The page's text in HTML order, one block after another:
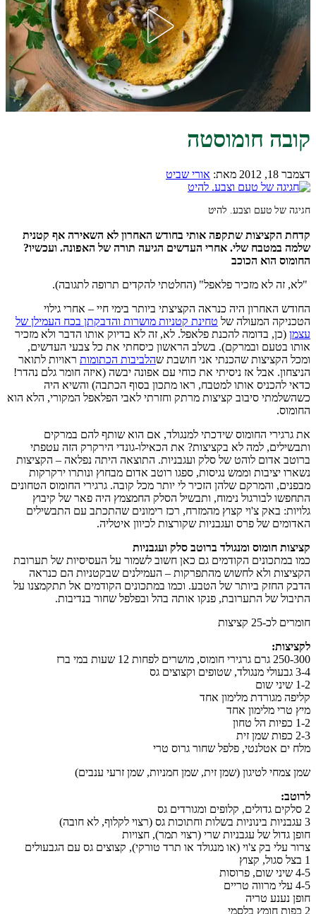
קובה חומוסטה
דצמבר 18, 2012 מאת: אורי שביט
חגיגה של טעם וצבע. להיט
קדחת הקציצות שתקפה אותי בחודש האחרון לא השאירה אף קטנית
שלמה במטבח שלי. אחרי העדשים הגיעה תורה של האפונה. ועכשיו?
החומוס הוא הכוכב
"לא, זה לא מזכיר פלאפל" (החלטתי להקדים תרופה לתגובה).
החודש האחרון היה כנראה הקציצתי ביותר בימי חיי – אחרי גילוי
הטכניקה המעולה של טחינת קטניות מושרות והדבקתן בכח העמילן של
עצמן (כן, בדומה להכנת פלאפל. לא, זה לא בדיוק אותו הדבר ולא מזכיר
אותו בטעם ובמרקם). בשלב הראשון כיסחתי את כל צבעי העדשים,
ומכל הקציצות שהכנתי אני חושבת שהלביבות הכתומות ראויות לתואר
הניצחון. אבל אז ניסיתי את כוחי עם אפונה יבשה (איזה חומר גלם נהדר!
כדאי להכניס אותו למטבח, ראו מתכון בסוף הכתבה) והשיא היה
כשהשלמתי סיבוב קציצות מרתק וחזרתי לאבי הפלאפל המקורי, הלא הוא
החומוס.
את גרגירי החומוס שידכתי למנגולד, אם הוא שותף להם במרקים
ותבשילים, למה לא בקציצות? את הכאילו-גונדי הירקרק הזה עטפתי
ברוטב אדום לוהט של סלק ועגבניות. התוצאה היתה נפלאה – הקציצות
נשארו יציבות וממש נגיסות, ספגו רוטב אדום מבחוץ ונותרו ירקרקות
מבפנים, והמרקם שלהן הזכיר לי יותר מכל קובה. גרגירי החומוס הטחונים
התחפשו לבורגול נימוח, ותבשיל הסלק החמצמץ היה פאר של קיבוץ
גלויות: באק צ'וי קצוץ מהמזרח, רכז רימונים שהתכתב עם התבשילים
האדומים של פרס ועגבניות שקורצות לכיוון איטליה.
קציצות חומוס ומנגולד ברוטב סלק ועגבניות
כמו במתכונים הקודמים גם כאן חשוב לשמור על העסיסיות של תערובת
הקציצות ולא לחשוש מהתפרקות – העמילנים שבקטניות הם כנראה
הדבק החזק ביותר של הטבע. וכמו במתכונים הקודמים אל תתקמצנו על
התיבול של התערובת, פנקו אותה בהל ובפלפל שחור בנדיבות.
חומרים לכ-25 קציצות
לקציצות:
250-300 גרם גרגירי חומוס, מושרים לפחות 12 שעות במי ברז
3-4 גבעולי מנגולד, שטופים וקצוצים גס
1-2 שיני שום
קליפה מגורדת מלימון אחד
מיץ טרי מלימון אחד
1-2 כפיות הל טחון
2-3 כפות שמן זית
מלח ים אטלנטי, פלפל שחור גרוס טרי
שמן צמחי לטיגון (שמן זית, שמן חמניות, שמן זרעי ענבים)
לרוטב:
2 סלקים גדולים, קלופים ומגורדים גס
3 עגבניות בינוניות בשלות וחתוכות גס (רצוי לקלוף, לא חובה)
חופן גדול של עגבניות שרי (רצוי תמר), חצויות
צרור עלי בק צ'וי (או מנגולד או תרד טורקי), קצוצים גס עם הגבעולים
1 בצל סגול, קצוץ
4-5 שיני שום, פרוסות
4-5 עלי מרווה טריים
חופן נענע טריה
2 כפות חומץ בלסמי